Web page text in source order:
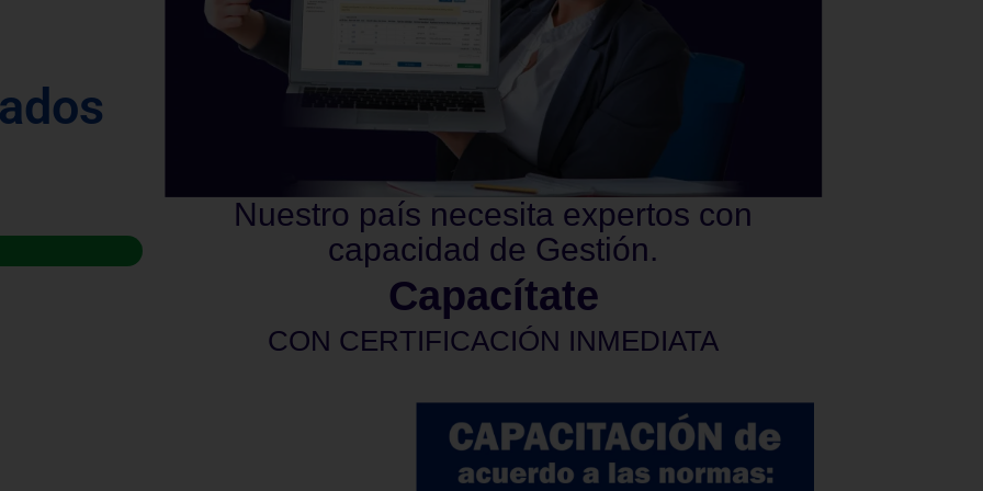
Nuestro país necesita expertos con
capacidad de Gestión.
Capacítate
CON CERTIFICACIÓN INMEDIATA